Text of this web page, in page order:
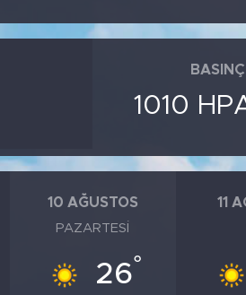
BASINÇ
1010
10 AĞUSTOS
PAZARTESI
26°
11